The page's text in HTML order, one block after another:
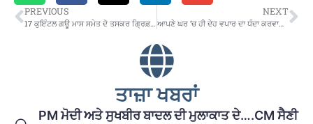
PREVIOUS
17 ਕੁਇੰਟਲ ਗਊ ਮਾਸ ਸਮੇਤ ਦੋ ਤਸਕਰ ਗ੍ਰਿਫ਼ਤਾਰ…ਅੰਮ੍ਰਿਤਸਰ ਤੋਂ ਯੂਪੀ ਲਿਜਾਈ ਜਾ ਰਹੀ ਸੀ ਇਹ ਖੇਪ
NEXT
ਆਪਣੇ ਘਰ ‘ਚ ਹੀ ਦੇਹ ਵਪਾਰ ਦਾ ਧੰਦਾ ਕਰਵਾਉਣ ਵਾਲੀ ਔਰਤ ਨੂੰ BJP ਨੇ ਦਿੱਤੀ ਨਗਰ ਕੌਂਸਲ ਦੀ ਟਿਕਟ ਪਰ…!
ਤਾਜ਼ਾ ਖਬਰਾਂ
PM ਮੋਦੀ ਅਤੇ ਸੁਖਬੀਰ ਬਾਦਲ ਦੀ ਮੁਲਾਕਾਤ ਦੇ….CM ਸੈਣੀ